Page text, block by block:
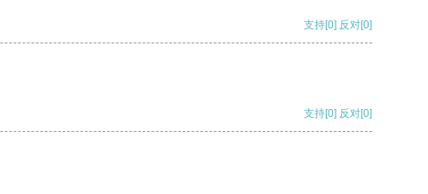
支持[0] 反对[0]
支持[0] 反对[0]